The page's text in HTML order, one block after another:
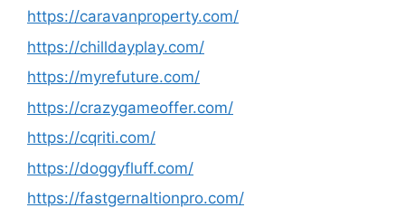
https://caravanproperty.com/
https://chilldayplay.com/
https://myrefuture.com/
https://crazygameoffer.com/
https://cqriti.com/
https://doggyfluff.com/
https://fastgernaltionpro.com/